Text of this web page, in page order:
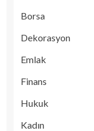
Borsa
Dekorasyon
Emlak
Finans
Hukuk
Kadın